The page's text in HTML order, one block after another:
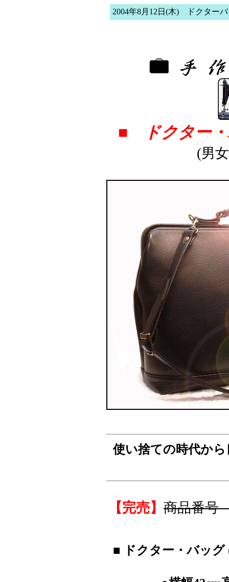
2004年8月12日(木) ドクタ
■ ドクター
(男
使い捨ての時代か
【完売】 商品番号
■ ドクター・バッ